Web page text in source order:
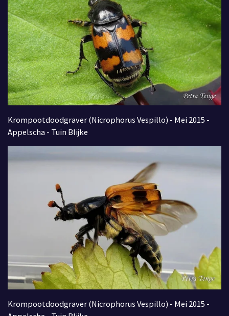
Krompootdoodgraver (Nicrophorus Vespillo) - Mei 2015 -
Appelscha - Tuin Blijke
Krompootdoodgraver (Nicrophorus Vespillo) - Mei 2015 -